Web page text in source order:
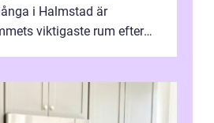
i Halmstad är
viktigaste rum efter